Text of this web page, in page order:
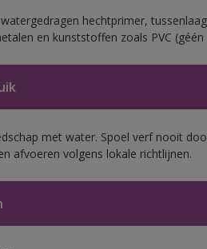
hechtprimer,
en kunststoffen zoals PVC (géén
met water. Spoel verf nooit
afvoeren volgens lokale richtlijnen.